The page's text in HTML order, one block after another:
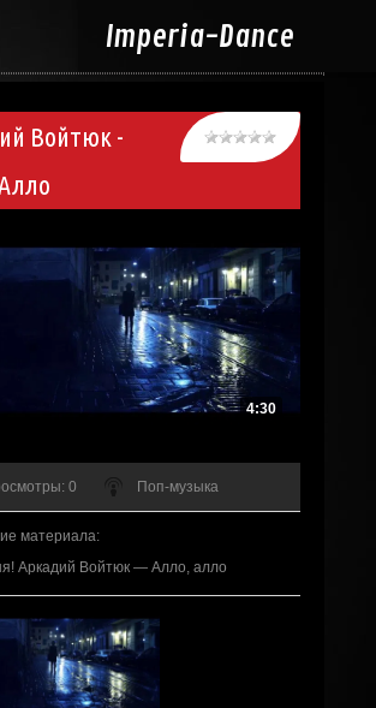
Imperia-Dance
Войтюк -
4:30
: 0 Поп-музыка
материала:
Аркадий Войтюк — Алло, алло